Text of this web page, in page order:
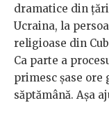
dramatice din
Ucraina, la
religioase din
Ca parte a
primesc șase ore
săptămână. Așa